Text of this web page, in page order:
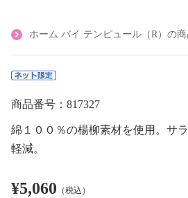
ホーム バイ テンピュール（R）の
商品番号：817327
綿１００％の楊柳素材を使用。サ
軽減。
¥5,060 （税込）